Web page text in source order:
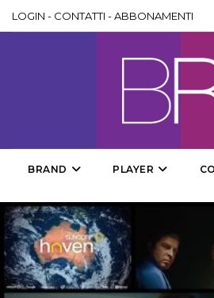
LOGIN - CONTATTI -ABBONAMENTI
BRAND PLAYER